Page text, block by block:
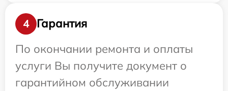
4
Гарантия
По окончании ремонта и оплаты
услуги Вы получите документ о
гарантийном обслуживании